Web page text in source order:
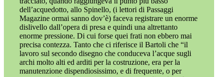
dell’acquedotto, allo Spinello, (i lettori di Passaggi
Magazine ormai sanno dov’è) faceva registrare un enorme
dislivello dall’opera di presa e quindi una altrettanto
enorme pressione. Di cui forse quei frati non ebbero mai
precisa contezza. Tanto che ci riferisce il Bartoli che “il
lavoro sul secondo disegno che conduceva l’acque sugli
archi molto alti ed arditi per la costruzione, era per la
manutenzione dispendiosissimo, e di frequente, o per